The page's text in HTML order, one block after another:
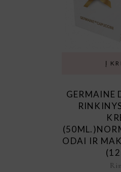
Į
GERMAINE
ODAI IR